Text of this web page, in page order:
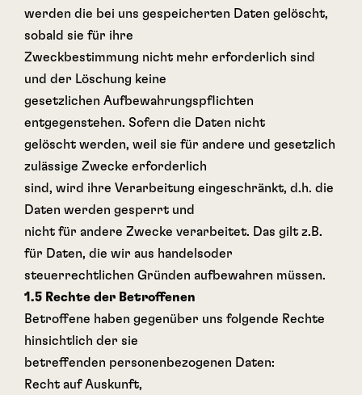
werden die bei uns gespeicherten Daten gelöscht,
sobald sie für ihre
Zweckbestimmung nicht mehr erforderlich sind
und der Löschung keine
gesetzlichen Aufbewahrungspflichten
entgegenstehen. Sofern die Daten nicht
gelöscht werden, weil sie für andere und gesetzlich
zulässige Zwecke erforderlich
sind, wird ihre Verarbeitung eingeschränkt, d.h. die
Daten werden gesperrt und
nicht für andere Zwecke verarbeitet. Das gilt z.B.
für Daten, die wir aus handelsoder
steuerrechtlichen Gründen aufbewahren müssen.
1.5 Rechte der Betroffenen
Betroffene haben gegenüber uns folgende Rechte
hinsichtlich der sie
betreffenden personenbezogenen Daten:
Recht auf Auskunft,